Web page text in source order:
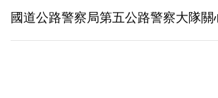
國道公路警察局第五公路警察大隊關